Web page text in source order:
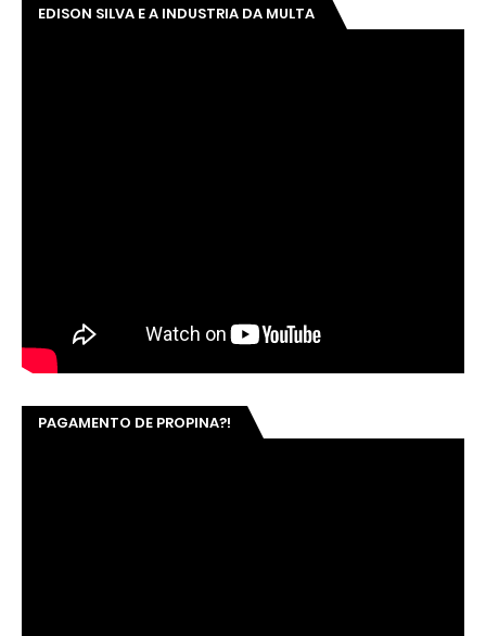
EDISON SILVA E A INDUSTRIA DA MULTA
PAGAMENTO DE PROPINA?!